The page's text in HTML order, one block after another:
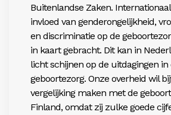
Buitenlandse Zaken.
invloed van genderongelijkheid,
en discriminatie op de
in kaart gebracht. Dit kan in
licht schijnen op de uitdagingen in
geboortezorg. Onze overheid wil
vergelijking maken met de
Finland, omdat zij zulke goede